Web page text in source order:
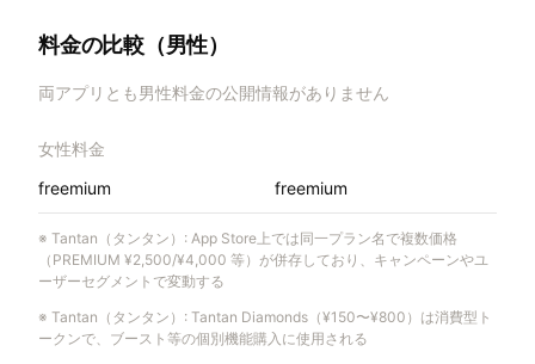
料金の比較（男性）
両アプリとも男性料金の公開情報がありません
女性料金
freemium
freemium
※ Tantan（タンタン） : App Store上では同一プラン名で複数価格
（PREMIUM ¥2,500/¥4,000 等）が併存しており、キャンペーンやユ
ーザーセグメントで変動する
※ Tantan（タンタン） : Tantan Diamonds（¥150〜¥800）は消費型ト
ークンで、ブースト等の個別機能購入に使用される